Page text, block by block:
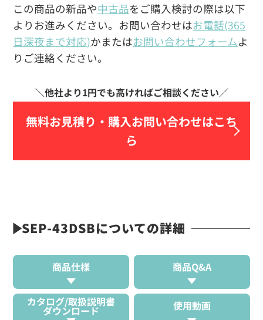
この商品の新品や中古品をご購入検討の際は以下
よりお進みください。お問い合わせはお電話(365
日深夜まで対応)かまたはお問い合わせフォームよ
りご連絡ください。
無料お見積り・ 購入お問い合わせはこち
ら
SEP-43DSBについての詳細
商品仕様 商品Q&A
カタログ/取扱説明書
ダウンロード 使用動画